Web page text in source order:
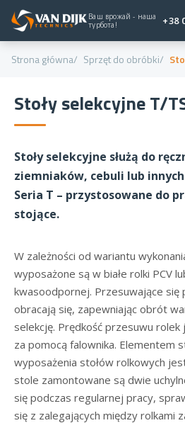
Ваш врожай - наша
турбота!
+38
Strona główna Sprzęt do obróbki
Stoły selekcyjne T/
Stoły selekcyjne służą do
ziemniaków, cebuli lub
Seria T – przystosowane do
stojące.
W zależności od wariantu
wyposażone są w białe rolki PCV
kwasoodpornej. Przesuwające się
obracają się, zapewniając obrót
selekcję. Prędkość przesuwu rolek
za pomocą falownika. Elementem
wyposażenia stołów rolkowych
stole zamontowane są dwie
się podczas regularnej pracy,
się z zalegających między rolkami